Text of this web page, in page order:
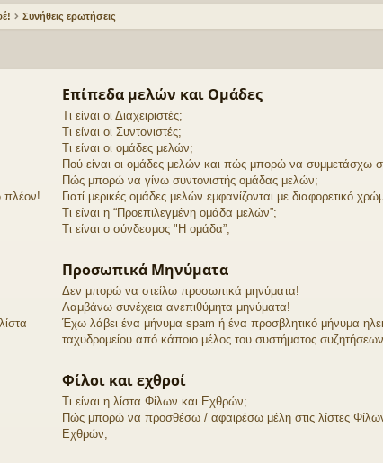
χν
Συνήθεις ερωτήσεις
πλέον!
Επίπεδα μελών και Ομάδες
Τι είναι οι Διαχειριστές;
Τι είναι οι Συντονιστές;
Τι είναι οι ομάδες μελών;
Πού είναι οι ομάδες μελών και πώς μπορώ να συμμετάσχω
Πώς μπορώ να γίνω συντονιστής ομάδας μελών;
Γιατί μερικές ομάδες μελών εμφανίζονται με διαφορετικό
Τι είναι η “Προεπιλεγμένη ομάδα μελών”;
Τι είναι ο σύνδεσμος "Η ομάδα”;
Προσωπικά Μηνύματα
Δεν μπορώ να στείλω προσωπικά μηνύματα!
Λαμβάνω συνέχεια ανεπιθύμητα μηνύματα!
Έχω λάβει ένα μήνυμα spam ή ένα προσβλητικό μήνυμα
ταχυδρομείου από κάποιο μέλος του συστήματος
Φίλοι και εχθροί
Τι είναι η λίστα Φίλων και Εχθρών;
Πώς μπορώ να προσθέσω / αφαιρέσω μέλη στις λίστες
Εχθρών;